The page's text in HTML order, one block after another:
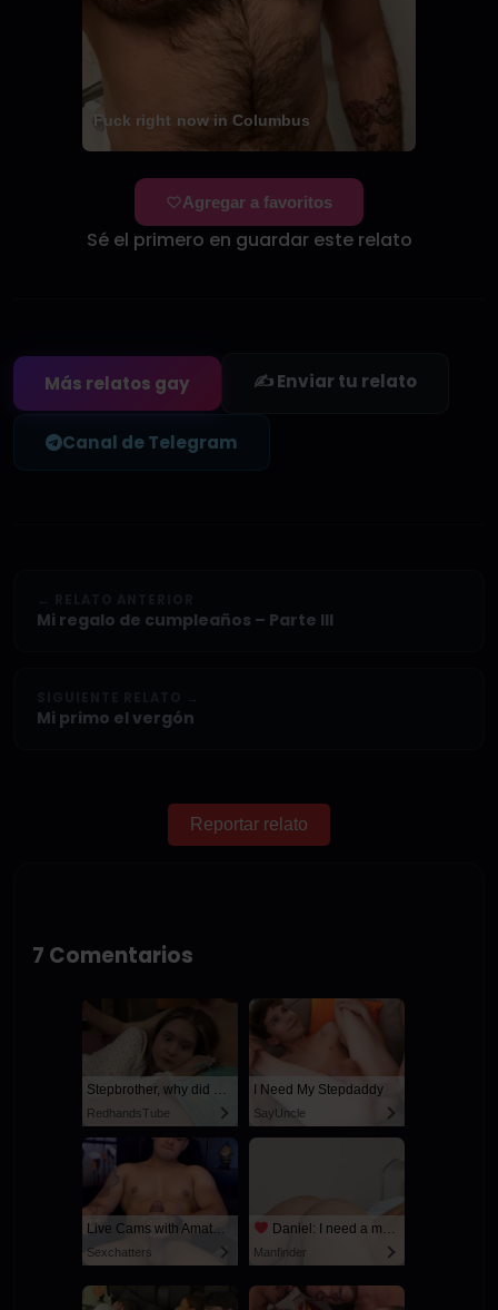
Fuck right now in Columbus
Agregar a favoritos
Sé el primero en guardar este relato
Más relatos gay ✍️ Enviar tu relato
Canal de Telegram
Mi regalo de cumpleaños – Parte III
Mi primo el vergón
Reportar relato
7 Comentarios
Stepbrother, why did you show me your dick? Now I want to fuck you with my wet pussy
RedhandsTube
I Need My Stepdaddy
SayUncle
Live Cams with Amateur Men
Sexchatters
Daniel: I need a man for a spicy night...
Manfinder